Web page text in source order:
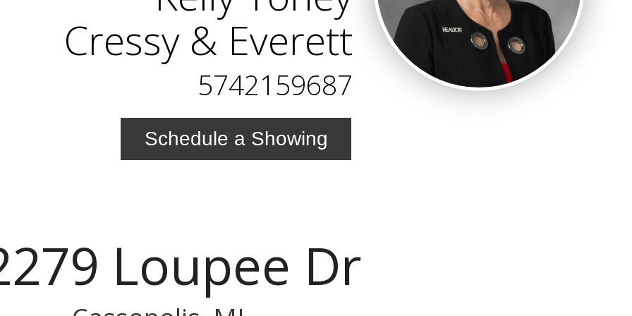
Cressy & Everett
5742159687
Schedule a Showing
Loupee Dr